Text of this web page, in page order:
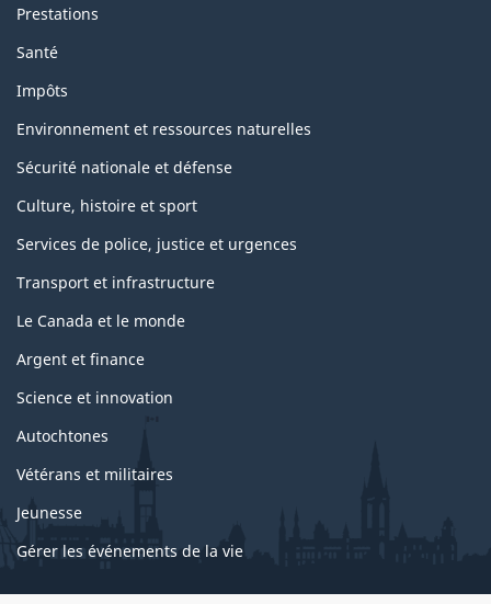
Prestations
Santé
Impôts
Environnement et ressources naturelles
Sécurité nationale et défense
Culture, histoire et sport
Services de police, justice et urgences
Transport et infrastructure
Le Canada et le monde
Argent et finance
Science et innovation
Autochtones
Vétérans et militaires
Jeunesse
Gérer les événements de la vie